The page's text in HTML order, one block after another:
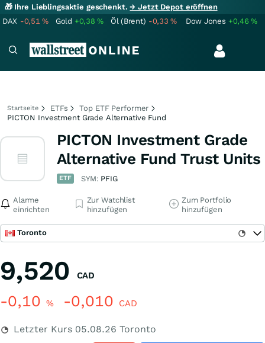
🎁 Ihre Lieblingsaktie geschenkt.→ Jetzt Depot eröffnen
DAX -0,51% Gold +0,38% Öl (Brent) -0,33% Dow Jones +0,46%
Startseite ETFs
Top ETF Performer
PICTON Investment Grade Alternative Fund
PICTON Investment Grade
Alternative Fund Trust Units
ETF SYM: PFIG
Alarme
einrichten
Zur Watchlist
hinzufügen
Zum Portfolio
hinzufügen
Toronto
9,520 CAD
-0,10 % -0,010 CAD
Letzter Kurs 05.08.26 Toronto